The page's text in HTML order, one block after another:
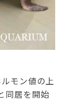
モン値の上
同居を開始